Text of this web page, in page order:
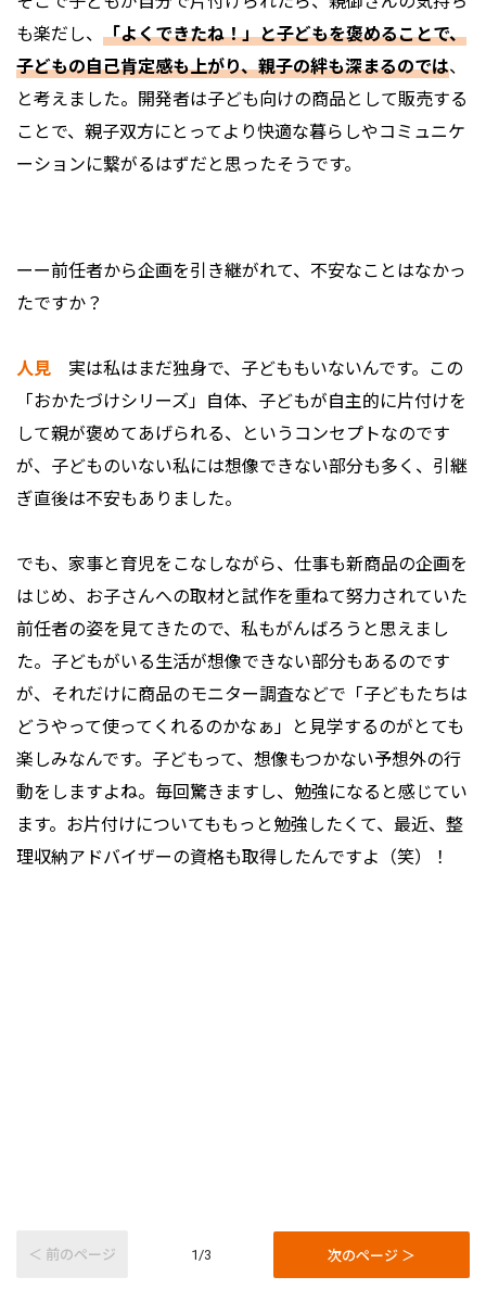
も楽だし、 「よくできたね！」と子どもを褒めることで、
子どもの自己肯定感も上がり、親子の絆も深まるのでは、
と考えました。開発者は子ども向けの商品として販売する
ことで、親子双方にとってより快適な暮らしやコミュニケ
ーションに繋がるはずだと思ったそうです。
ーー前任者から企画を引き継がれて、不安なことはなかっ
たですか？
人見 実は私はまだ独身で、子どももいないんです。この
「おかたづけシリーズ」自体、子どもが自主的に片付けを
して親が褒めてあげられる、というコンセプトなのです
が、子どものいない私には想像できない部分も多く、引継
ぎ直後は不安もありました。
でも、家事と育児をこなしながら、仕事も新商品の企画を
はじめ、お子さんへの取材と試作を重ねて努力されていた
前任者の姿を見てきたので、私もがんばろうと思えまし
た。子どもがいる生活が想像できない部分もあるのです
が、それだけに商品のモニター調査などで「子どもたちは
どうやって使ってくれるのかなぁ」と見学するのがとても
楽しみなんです。子どもって、想像もつかない予想外の行
動をしますよね。毎回驚きますし、勉強になると感じてい
ます。お片付けについてももっと勉強したくて、最近、整
理収納アドバイザーの資格も取得したんですよ（笑）！
＜ 前のページ 1/3 次のページ ＞